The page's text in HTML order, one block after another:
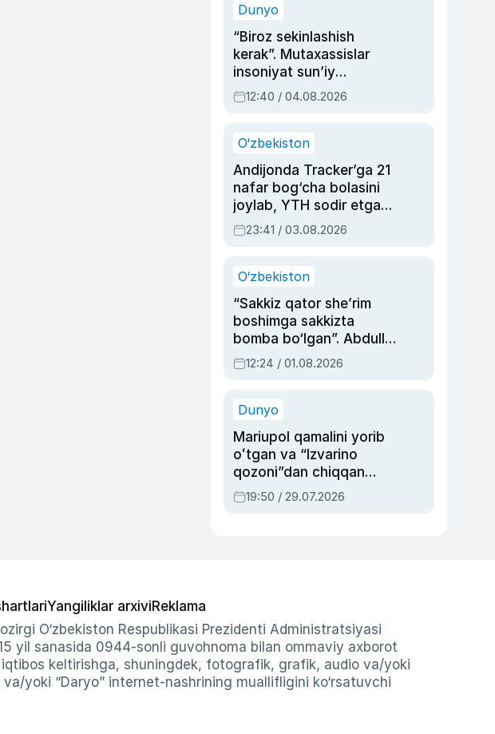
Dunyo
“Biroz sekinlashish
kerak”. Mutaxassislar
insoniyat sun’iy
intellektni boshqara
olmay qolishidan xavotir
12:40 / 04.08.2026
O‘zbekiston
Andijonda Tracker’ga 21
nafar bog‘cha bolasini
joylab, YTH sodir etgan
ayolga sud hukmi o‘qildi
23:41 / 03.08.2026
O‘zbekiston
“Sakkiz qator she’rim
boshimga sakkizta
bomba bo‘lgan”. Abdulla
Oripovni siyosiy
ayblovlardan asrab
12:24 / 01.08.2026
Dunyo
Mariupol qamalini yorib
oʻtgan va “Izvarino
qozoni”dan chiqqan
qahramon — Ukraina
armiyasi bosh
19:50 / 29.07.2026
Yangiliklar arxiviReklama
O‘zbekiston Respublikasi Prezidenti Administratsiyasi
yil sanasida 0944-sonli guvohnoma bilan ommaviy axborot
keltirishga, shuningdek, fotografik, grafik, audio va/yoki
yoki “Daryo” internet-nashrining muallifligini ko‘rsatuvchi